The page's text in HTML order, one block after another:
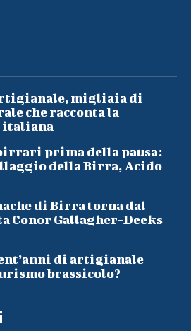
migliaia di
che racconta la
italiana
prima della pausa:
della Birra, Acido
di Birra torna dal
Conor Gallagher-Deeks
di artigianale
brassicolo?